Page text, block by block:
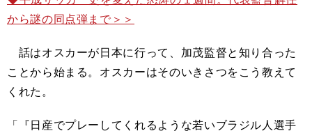
から謎の同点弾まで＞＞
話はオスカーが日本に行って、加茂監督と知り合った
ことから始まる。オスカーはそのいきさつをこう教えて
くれた。
「『日産でプレーしてくれるような若いブラジル人選手